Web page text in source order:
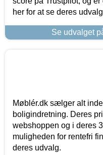
her for at se deres
Se udvalget
Møblér.dk sælger alt
boligindretning. Deres
webshoppen og i deres
muligheden for rentefri
deres udvalg.